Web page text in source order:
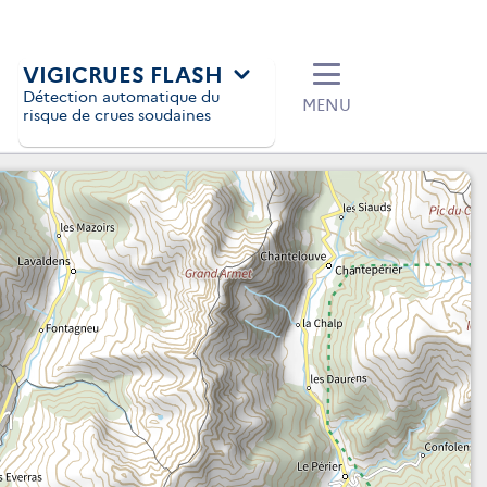
VIGICRUES FLASH
Détection automatique du
risque de crues soudaines
MENU